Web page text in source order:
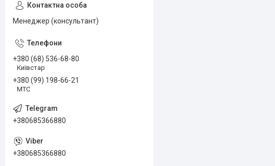
Менеджер (консультант)
+380 (68) 536-68-80
Київстар
+380 (99) 198-66-21
МТС
+380685366880
+380685366880